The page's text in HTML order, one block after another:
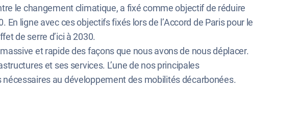
le changement climatique, a fixé comme objectif de réduire
ligne avec ces objectifs fixés lors de l’Accord de Paris pour le
de serre d’ici à 2030.
et rapide des façons que nous avons de nous déplacer.
et ses services. L’une de nos principales
au développement des mobilités décarbonées.